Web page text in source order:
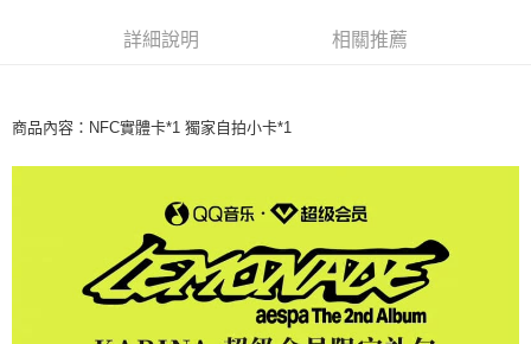
１．簡單：不需註冊會員、不需綁卡、不需儲值。
３．安心：先確認商品／服務後，再付款。
【「AFTEE先享後付」結帳流程】
１．於結帳方式選擇「AFTEE先享後付」後，將跳轉至「AFTEE先享後付」
結帳頁面，進行簡訊認證並確認金額後，即可完成結帳。
２．訂單成立數日內，您將收到繳費通知簡訊。
３．收到繳費通知簡訊後14天內，點擊此簡訊中的連結，可透過四大超商／
ATM／網路銀行／等多元方式進行付款，方視為交易完成。
※ 請注意：結帳手續完成當下不需立刻繳費，但若您需要取消訂單，請聯絡
運送方式
全家取貨付款
每筆NT$60，滿NT$1,599(含以上)免運費
付款後全家取貨
每筆NT$60，滿NT$1,599(含以上)免運費
詳細說明 相關推薦
商品內容 ： NFC實體卡*1 獨家自拍小卡*1